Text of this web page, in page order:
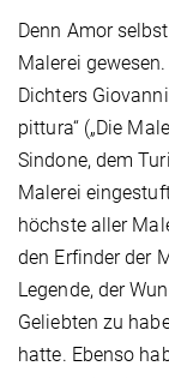
Denn Amor
Malerei
Dichters
pittura“ („Die
Sindone, dem
Malerei
höchste aller
den Erfinder der
Legende, der
Geliebten zu
hatte. Ebenso